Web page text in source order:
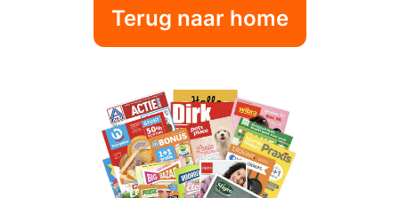
Terug naar home